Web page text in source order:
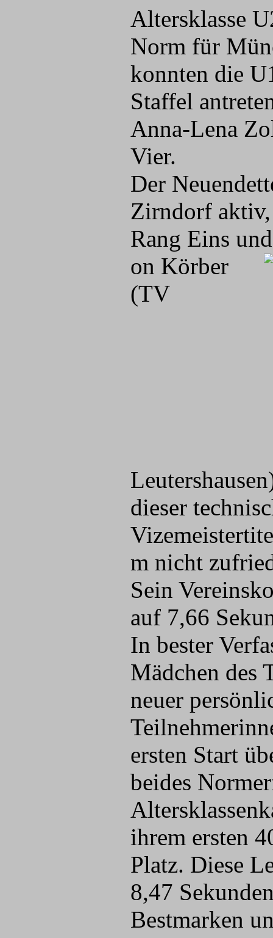
Altersklasse
Norm für
konnten die
Staffel
Anna-Lena
Vier.
Der
Zirndorf
Rang Eins
on Körber
(TV
dieser
m nicht
Sein
auf 7,66
In bester
Mädchen des
neuer
ersten Start
beides
ihrem ersten
Platz. Diese
8,47
Bestmarken